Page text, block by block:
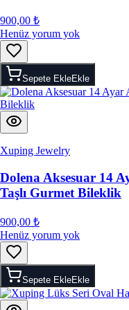
900,00 ₺
Henüz yorum yok
Sepete EkleEkle
Xuping Jewelry
Dolena Aksesuar 14
Taşlı Gurmet Bileklik
900,00 ₺
Henüz yorum yok
Sepete EkleEkle